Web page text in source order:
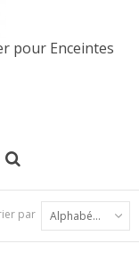
pour Enceintes
par Alphabétique : A à Z